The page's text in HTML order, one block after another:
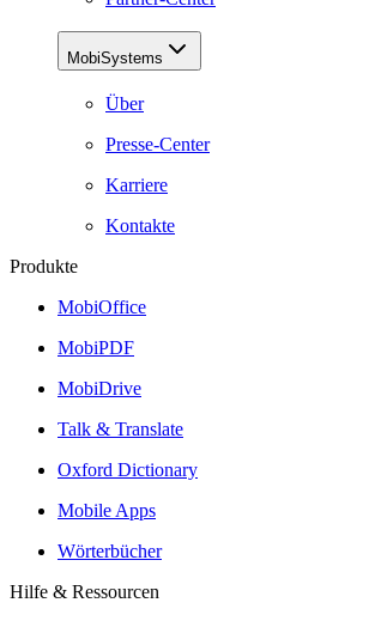
MobiSystems
Über
Presse-Center
Karriere
Kontakte
Produkte
MobiOffice
MobiPDF
MobiDrive
Talk & Translate
Oxford Dictionary
Mobile Apps
Wörterbücher
Hilfe & Ressourcen